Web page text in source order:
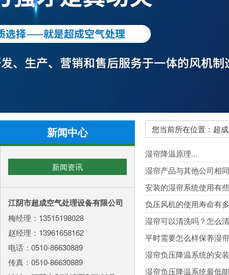
新闻中心
新闻资讯
江阴市超成空气处理设备有限公司
梅经理：13515198028
赵经理：13961658162
电话：0510-86630889
传真：0510-86630889
您当前所在位置：超
湿帘降温原理...
湿帘产品与其他公司相
安装的湿帘系统使用有
负压风机的使用寿命有
湿帘可以清洗吗？怎么
平时需要怎么样保养湿
湿帘负压降温系统的安
湿帘负压降温系统最低